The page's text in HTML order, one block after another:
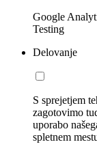
Google
Testing
Delovanje
S sprejetjem
zagotovimo
uporabo
spletnem